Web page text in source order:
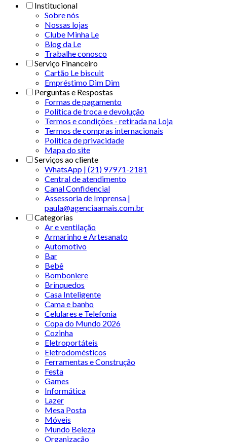
Institucional
Sobre nós
Nossas lojas
Clube Minha Le
Blog da Le
Trabalhe conosco
Serviço Financeiro
Cartão Le biscuit
Empréstimo Dim Dim
Perguntas e Respostas
Formas de pagamento
Política de troca e devolução
Termos e condições - retirada na Loja
Termos de compras internacionais
Politica de privacidade
Mapa do site
Serviços ao cliente
WhatsApp | (21) 97971-2181
Central de atendimento
Canal Confidencial
Assessoria de Imprensa |
paula@agenciaamais.com.br
Categorias
Ar e ventilação
Armarinho e Artesanato
Automotivo
Bar
Bebê
Bomboniere
Brinquedos
Casa Inteligente
Cama e banho
Celulares e Telefonia
Copa do Mundo 2026
Cozinha
Eletroportáteis
Eletrodomésticos
Ferramentas e Construção
Festa
Games
Informática
Lazer
Mesa Posta
Móveis
Mundo Beleza
Organização